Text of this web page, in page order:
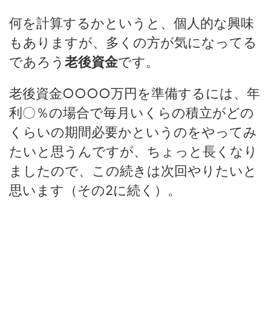
何を計算するかというと、個人的な興味
もありますが、多くの方が気になってる
であろう 老後資金です。
老後資金○○○○万円を準備するには、年
利〇％の場合で毎月いくらの積立がどの
くらいの期間必要かというのをやってみ
たいと思うんですが、ちょっと長くなり
ましたので、この続きは次回やりたいと
思います（その2に続く）。